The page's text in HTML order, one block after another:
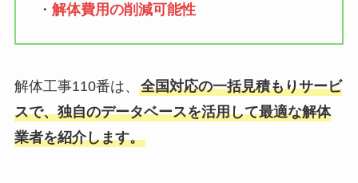
・ 解体費用の削減可能性
解体工事110番は、 全国対応の一括見積もりサービ
スで、独自のデータベースを活用して最適な解体
業者を紹介します。